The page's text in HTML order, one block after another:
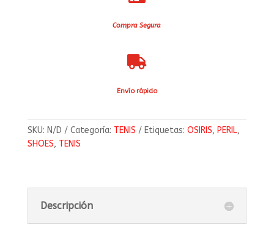
Compra Segura

Envío rápido
SKU: N/D Categoría: TENIS Etiquetas: OSIRIS, PERIL,
SHOES, TENIS
Descripción